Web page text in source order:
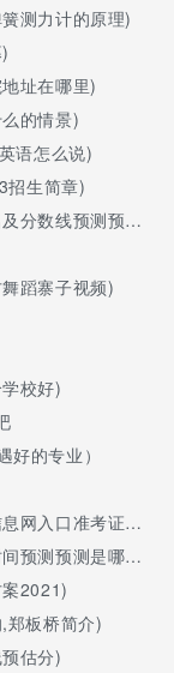
测力计的原理)
址在哪里)
的情景)
语怎么说)
招生简章)
线预测预测文科)
蹈寨子视频)
校好)
的专业）
口准考证打印)
测预测是哪一年)
2021)
郑板桥简介)
估分)